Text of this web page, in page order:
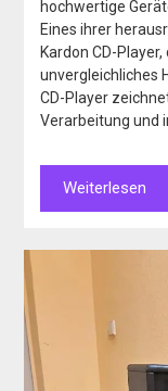
hochwertige
Eines ihrer
Kardon CD-
unvergleichliches
CD-Player
Verarbeitung und
Weiterlesen